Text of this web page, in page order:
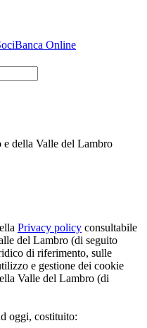
Banca Online
della Valle del Lambro
Privacy policy consultabile
del Lambro (di seguito
di riferimento, sulle
e gestione dei cookie
Valle del Lambro (di
oggi, costituito: